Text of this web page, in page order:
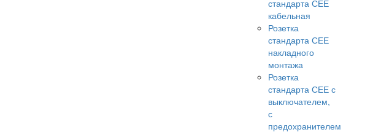
стандарта СЕЕ
кабельная
Розетка
стандарта СЕЕ
накладного
монтажа
Розетка
стандарта СЕЕ с
выключателем,
с
предохранителем